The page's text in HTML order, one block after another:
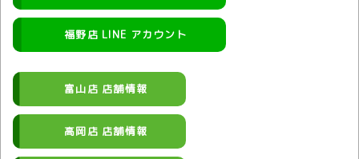
福野店 LINE アカウント
富山店 店舗情報
高岡店 店舗情報